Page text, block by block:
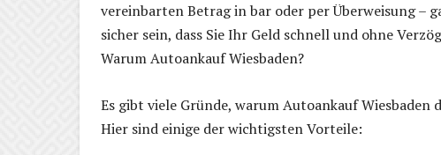
vereinbarten Betrag in bar oder per Überweisung –
sicher sein, dass Sie Ihr Geld schnell und ohne
Warum Autoankauf Wiesbaden?
Es gibt viele Gründe, warum Autoankauf
Hier sind einige der wichtigsten Vorteile: